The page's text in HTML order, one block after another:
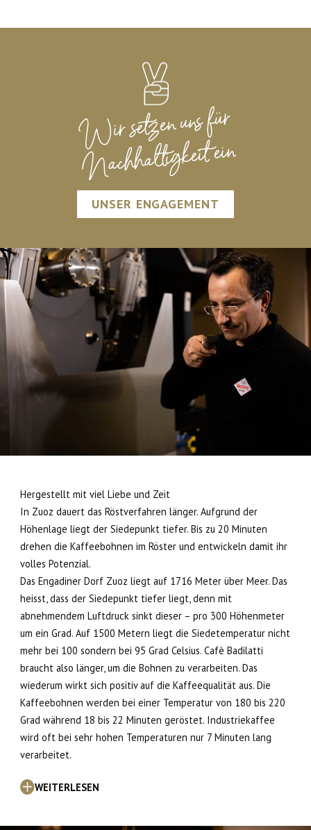
Wir setzen uns für
Nachhaltigkeit ein
UNSER ENGAGEMENT
Hergestellt mit viel Liebe und Zeit
In Zuoz dauert das Röstverfahren länger. Aufgrund der
Höhenlage liegt der Siedepunkt tiefer. Bis zu 20 Minuten
drehen die Kaffeebohnen im Röster und entwickeln damit ihr
volles Potenzial.
Das Engadiner Dorf Zuoz liegt auf 1716 Meter über Meer. Das
heisst, dass der Siedepunkt tiefer liegt, denn mit
abnehmendem Luftdruck sinkt dieser – pro 300 Höhenmeter
um ein Grad. Auf 1500 Metern liegt die Siedetemperatur nicht
mehr bei 100 sondern bei 95 Grad Celsius. Cafè Badilatti
braucht also länger, um die Bohnen zu verarbeiten. Das
wiederum wirkt sich positiv auf die Kaffeequalität aus. Die
Kaffeebohnen werden bei einer Temperatur von 180 bis 220
Grad während 18 bis 22 Minuten geröstet. Industriekaffee
wird oft bei sehr hohen Temperaturen nur 7 Minuten lang
verarbeitet.
WEITERLESEN